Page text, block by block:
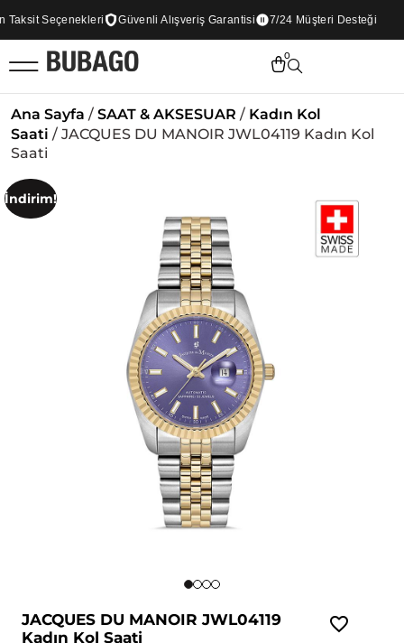
Seçenekleri Güvenli Alışveriş Garantisi 7/24 Müşteri Desteği
0
Ana Sayfa / SAAT & AKSESUAR / Kadın Kol
Saati / JACQUES DU MANOIR JWL04119 Kadın Kol
Saati
İndirim!
JACQUES DU MANOIR JWL04119
Kadın Kol Saati